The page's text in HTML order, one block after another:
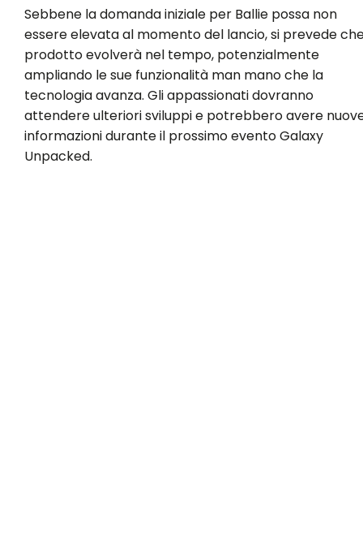
Sebbene la domanda iniziale per Ballie possa non
essere elevata al momento del lancio, si prevede
prodotto evolverà nel tempo, potenzialmente
ampliando le sue funzionalità man mano che la
tecnologia avanza. Gli appassionati dovranno
attendere ulteriori sviluppi e potrebbero avere
informazioni durante il prossimo evento Galaxy
Unpacked.